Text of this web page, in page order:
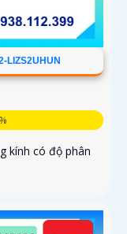
LIZS2UHUN
kính có độ phân